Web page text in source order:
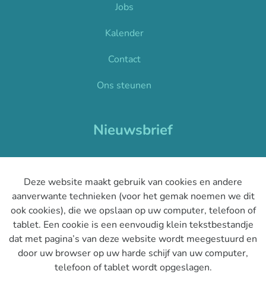
Deze website maakt gebruik van cookies en andere
aanverwante technieken (voor het gemak noemen we dit
ook cookies), die we opslaan op uw computer, telefoon of
tablet. Een cookie is een eenvoudig klein tekstbestandje
dat met pagina’s van deze website wordt meegestuurd en
door uw browser op uw harde schijf van uw computer,
telefoon of tablet wordt opgeslagen.
Jobs
Kalender
Contact
Ons steunen
Nieuwsbrief
INSCHRIJVEN
hoogte van het laatste nieuws binnen CSP.